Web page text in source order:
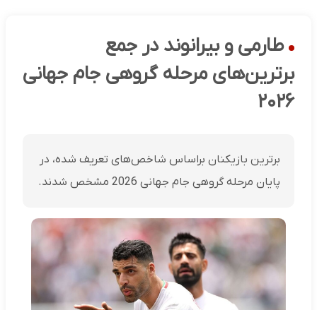
طارمی و بیرانوند در جمع
برترین‌های مرحله گروهی جام جهانی
۲۰۲۶
برترین بازیکنان براساس شاخص‌های تعریف شده، در
پایان مرحله گروهی جام جهانی 2026 مشخص شدند.